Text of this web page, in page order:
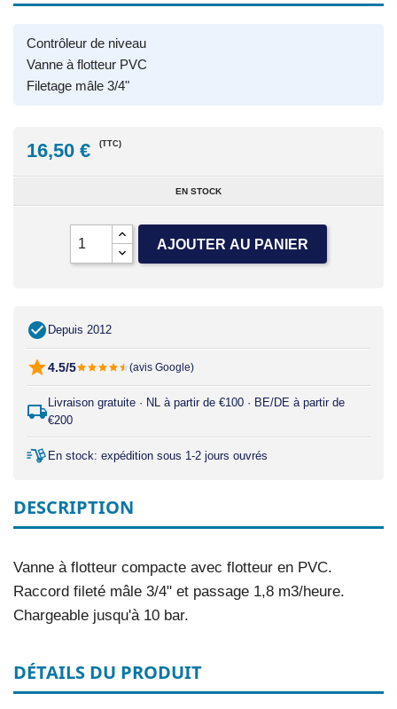
Contrôleur de niveau
Vanne à flotteur PVC
Filetage mâle 3/4"
16,50 € (TTC)
EN STOCK
AJOUTER AU PANIER
Depuis 2012
4.5/5 (avis Google)
Livraison gratuite · NL à partir de €100 · BE/DE à partir de
€200
En stock: expédition sous 1-2 jours ouvrés
DESCRIPTION
Vanne à flotteur compacte avec flotteur en PVC.
Raccord fileté mâle 3/4" et passage 1,8 m3/heure.
Chargeable jusqu'à 10 bar.
DÉTAILS DU PRODUIT